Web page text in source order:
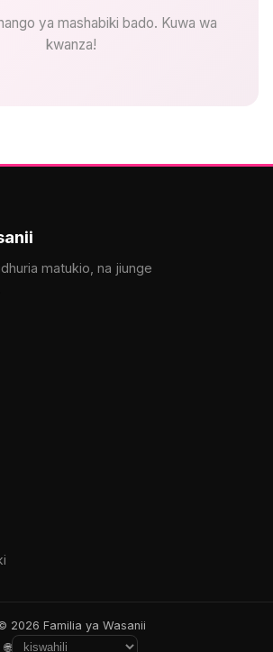
ya mashabiki bado. Kuwa wa
kwanza!
matukio, na jiunge
2026 Familia ya Wasanii
🌐